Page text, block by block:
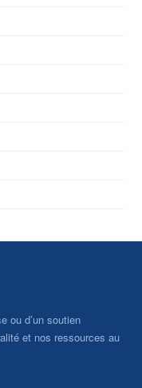
ou d’un soutien
et nos ressources au